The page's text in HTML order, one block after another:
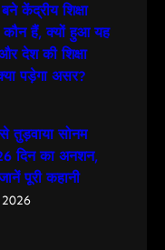
केंद्रीय शिक्षा
कौन हैं, क्यों हुआ यह
देश की शिक्षा
पड़ेगा असर?
तुड़वाया सोनम
दिन का अनशन,
पूरी कहानी